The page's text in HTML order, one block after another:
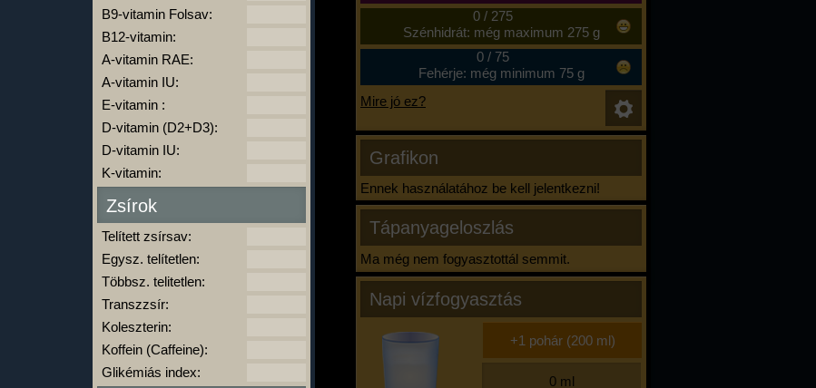
0/ 275
Szénhidrát: még maximum 275 g
0/ 75
Fehérje: még minimum 75 g
Mire jó ez?
Grafikon
Ennek használatához be kell jelentkezni!
Tápanyageloszlás
Ma még nem fogyasztottál semmit.
Napi vízfogyasztás
B9-vitamin Folsav:
B12-vitamin:
A-vitamin RAE:
A-vitamin IU:
E-vitamin :
D-vitamin (D2+D3):
D-vitamin IU:
K-vitamin:
Zsírok
Telített zsírsav:
Egysz. telítetlen:
Többsz. telitetlen:
Transzzsír:
Koleszterin:
Koffein (Caffeine):
Glikémiás index: